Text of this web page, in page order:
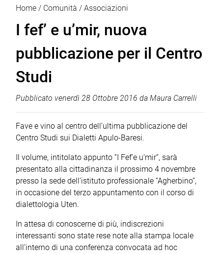
Home Comunità Associazioni
I fef’ e u’mir, nuova
pubblicazione per il Centro
Studi
Pubblicato venerdì 28 Ottobre 2016 da Maura Carrelli
Fave e vino al centro dell’ultima pubblicazione del
Centro Studi sui Dialetti Apulo-Baresi.
Il volume, intitolato appunto “I Fef’e u’mir”, sarà
presentato alla cittadinanza il prossimo 4 novembre
presso la sede dell’istituto professionale “Agherbino”,
in occasione del terzo appuntamento con il corso di
dialettologia Uten.
In attesa di conoscerne di più, indiscrezioni
interessanti sono state rese note alla stampa locale
all’interno di una conferenza convocata ad hoc